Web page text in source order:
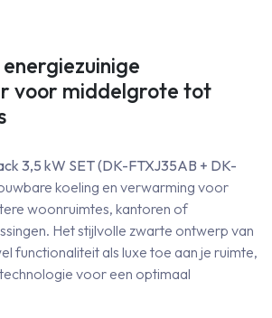
voor middelgrote tot
3,5 kW SET (DK-FTXJ35AB + DK-
koeling en verwarming voor
woonruimtes, kantoren of
Het stijlvolle zwarte ontwerp van
functionaliteit als luxe toe aan je ruimte,
voor een optimaal